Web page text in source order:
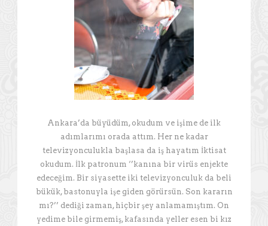
Ankara’da büyüdüm, okudum ve işime de ilk
adımlarımı orada attım. Her ne kadar
televizyonculukla başlasa da iş hayatım İktisat
okudum. İlk patronum ‘’kanına bir virüs enjekte
edeceğim. Bir siyasette iki televizyonculuk da beli
bükük, bastonuyla işe giden görürsün. Son kararın
mı?’’ dediği zaman, hiçbir şey anlamamıştım. On
yedime bile girmemiş, kafasında yeller esen bi kız